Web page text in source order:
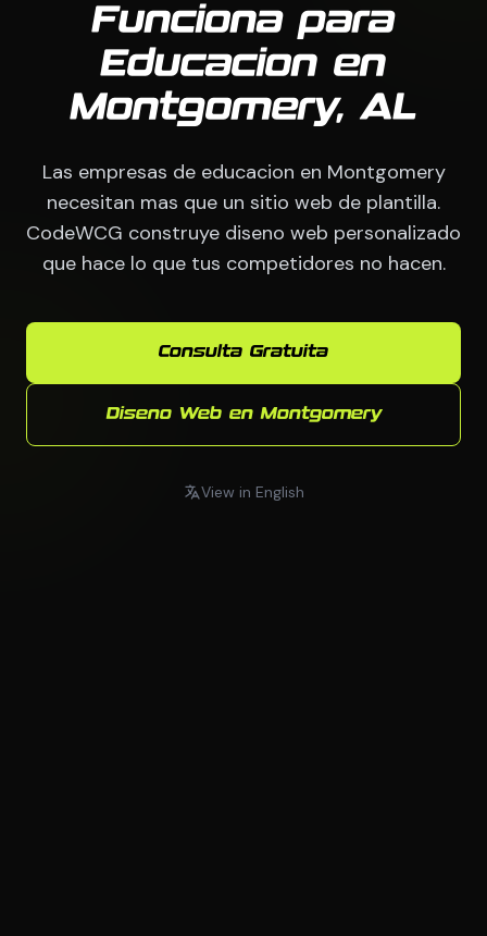
Funciona para
Educacion en
Montgomery, AL
Las empresas de educacion en Montgomery
necesitan mas que un sitio web de plantilla.
CodeWCG construye diseno web personalizado
que hace lo que tus competidores no hacen.
Consulta Gratuita
Diseno Web en Montgomery
View in English